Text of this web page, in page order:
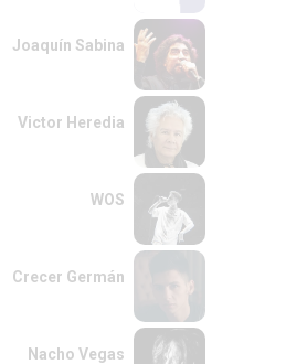
Joaquín Sabina
Victor Heredia
WOS
Crecer Germán
Nacho Vegas